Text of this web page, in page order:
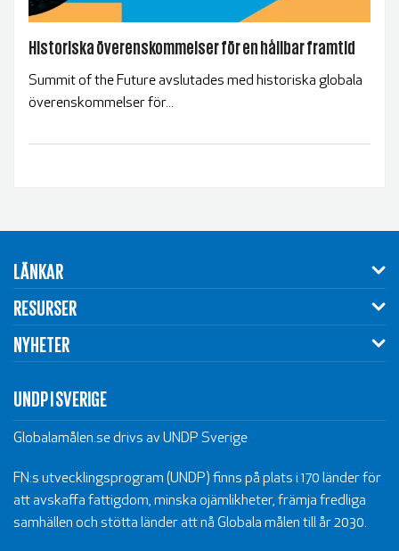
Historiska överenskommelser för en hållbar framtid
Summit of the Future avslutades med historiska globala
överenskommelser för...
LÄNKAR
RESURSER
NYHETER
UNDP I SVERIGE
Globalamålen.se drivs av UNDP Sverige
FN:s utvecklingsprogram (UNDP) finns på plats i 170 länder för
att avskaffa fattigdom, minska ojämlikheter, främja fredliga
samhällen och stötta länder att nå Globala målen till år 2030.